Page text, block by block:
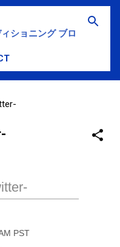
テンツに移動
ショニング ブログ
PST